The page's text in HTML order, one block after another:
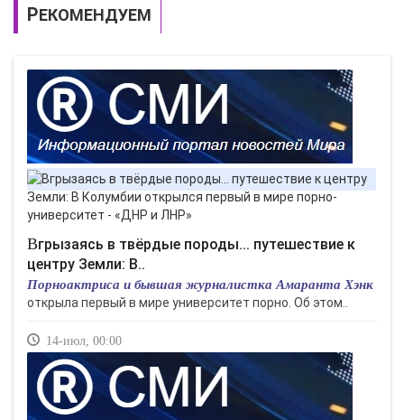
РЕКОМЕНДУЕМ
Вгрызаясь в твёрдые породы... путешествие к
центру Земли: В..
Порноактриса и бывшая журналистка Амаранта Хэнк
открыла первый в мире университет порно. Об этом..
14-июл, 00:00